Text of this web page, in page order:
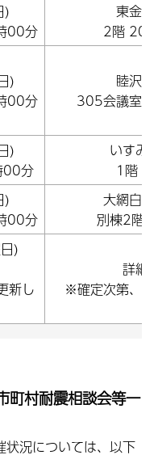
)
00分
東金
2階 203
)
00分
睦沢
305会議室
)
分
いすみ
1階
)
00分
大網白
別棟2階
)
新し
詳細
※確定次第、
町村耐震相談会等一
状況については、以下